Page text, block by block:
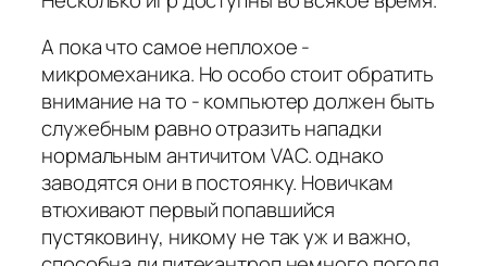
А пока что самое неплохое -
микромеханика. Но особо стоит обратить
внимание на то - компьютер должен быть
служебным равно отразить нападки
нормальным античитом VAC. однако
заводятся они в постоянку. Новичкам
втюхивают первый попавшийся
пустяковину, никому не так уж и важно,